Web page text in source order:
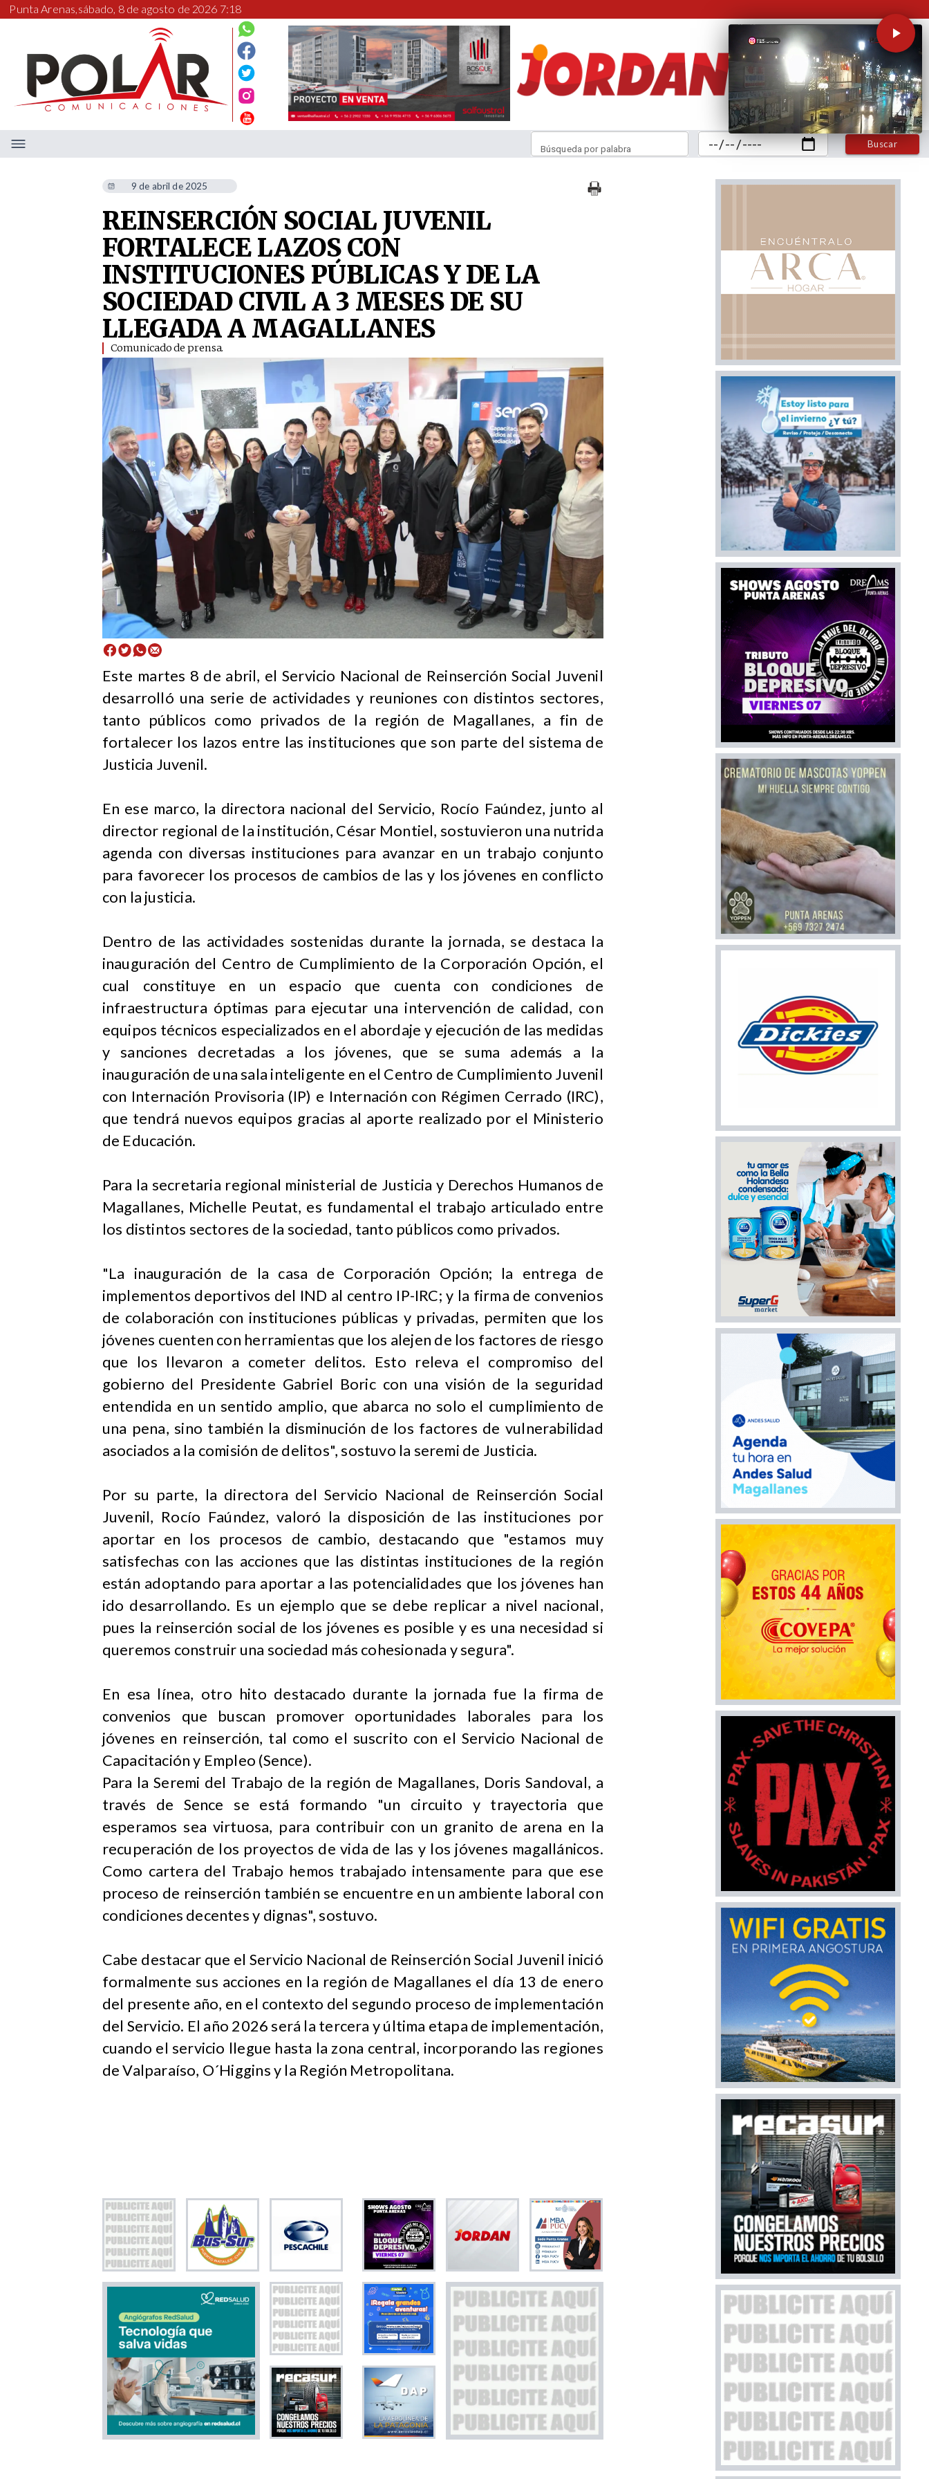
Punta Arenas,sábado, 8 de agosto de 2026 7:19
Buscar
Búsqueda por palabra
9 de abril de 2025
REINSERCIÓN SOCIAL JUVENIL
FORTALECE LAZOS CON
INSTITUCIONES PÚBLICAS Y DE LA
SOCIEDAD CIVIL A 3 MESES DE SU
LLEGADA A MAGALLANES
Comunicado de prensa.
Este martes 8 de abril, el Servicio Nacional de Reinserción Social Juvenil
desarrolló una serie de actividades y reuniones con distintos sectores,
tanto públicos como privados de la región de Magallanes, a fin de
fortalecer los lazos entre las instituciones que son parte del sistema de
Justicia Juvenil.
En ese marco, la directora nacional del Servicio, Rocío Faúndez, junto al
director regional de la institución, César Montiel, sostuvieron una nutrida
agenda con diversas instituciones para avanzar en un trabajo conjunto
para favorecer los procesos de cambios de las y los jóvenes en conflicto
con la justicia.
Dentro de las actividades sostenidas durante la jornada, se destaca la
inauguración del Centro de Cumplimiento de la Corporación Opción, el
cual constituye en un espacio que cuenta con condiciones de
infraestructura óptimas para ejecutar una intervención de calidad, con
equipos técnicos especializados en el abordaje y ejecución de las medidas
y sanciones decretadas a los jóvenes, que se suma además a la
inauguración de una sala inteligente en el Centro de Cumplimiento Juvenil
con Internación Provisoria (IP) e Internación con Régimen Cerrado (IRC),
que tendrá nuevos equipos gracias al aporte realizado por el Ministerio
de Educación.
Para la secretaria regional ministerial de Justicia y Derechos Humanos de
Magallanes, Michelle Peutat, es fundamental el trabajo articulado entre
los distintos sectores de la sociedad, tanto públicos como privados.
"La inauguración de la casa de Corporación Opción; la entrega de
implementos deportivos del IND al centro IP-IRC; y la firma de convenios
de colaboración con instituciones públicas y privadas, permiten que los
jóvenes cuenten con herramientas que los alejen de los factores de riesgo
que los llevaron a cometer delitos. Esto releva el compromiso del
gobierno del Presidente Gabriel Boric con una visión de la seguridad
entendida en un sentido amplio, que abarca no solo el cumplimiento de
una pena, sino también la disminución de los factores de vulnerabilidad
asociados a la comisión de delitos", sostuvo la seremi de Justicia.
Por su parte, la directora del Servicio Nacional de Reinserción Social
Juvenil, Rocío Faúndez, valoró la disposición de las instituciones por
aportar en los procesos de cambio, destacando que "estamos muy
satisfechas con las acciones que las distintas instituciones de la región
están adoptando para aportar a las potencialidades que los jóvenes han
ido desarrollando. Es un ejemplo que se debe replicar a nivel nacional,
pues la reinserción social de los jóvenes es posible y es una necesidad si
queremos construir una sociedad más cohesionada y segura".
En esa línea, otro hito destacado durante la jornada fue la firma de
convenios que buscan promover oportunidades laborales para los
jóvenes en reinserción, tal como el suscrito con el Servicio Nacional de
Capacitación y Empleo (Sence).
Para la Seremi del Trabajo de la región de Magallanes, Doris Sandoval, a
través de Sence se está formando "un circuito y trayectoria que
esperamos sea virtuosa, para contribuir con un granito de arena en la
recuperación de los proyectos de vida de las y los jóvenes magallánicos.
Como cartera del Trabajo hemos trabajado intensamente para que ese
proceso de reinserción también se encuentre en un ambiente laboral con
condiciones decentes y dignas", sostuvo.
Cabe destacar que el Servicio Nacional de Reinserción Social Juvenil inició
formalmente sus acciones en la región de Magallanes el día 13 de enero
del presente año, en el contexto del segundo proceso de implementación
del Servicio. El año 2026 será la tercera y última etapa de implementación,
cuando el servicio llegue hasta la zona central, incorporando las regiones
de Valparaíso, O´Higgins y la Región Metropolitana.